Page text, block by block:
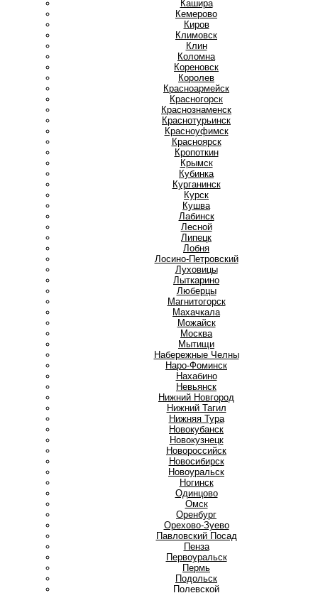
Кашира
Кемерово
Киров
Климовск
Клин
Коломна
Кореновск
Королев
Красноармейск
Красногорск
Краснознаменск
Краснотурьинск
Красноуфимск
Красноярск
Кропоткин
Крымск
Кубинка
Курганинск
Курск
Кушва
Лабинск
Лесной
Липецк
Лобня
Лосино-Петровский
Луховицы
Лыткарино
Люберцы
Магнитогорск
Махачкала
Можайск
Москва
Мытищи
Набережные Челны
Наро-Фоминск
Нахабино
Невьянск
Нижний Новгород
Нижний Тагил
Нижняя Тура
Новокубанск
Новокузнецк
Новороссийск
Новосибирск
Новоуральск
Ногинск
Одинцово
Омск
Оренбург
Орехово-Зуево
Павловский Посад
Пенза
Первоуральск
Пермь
Подольск
Полевской